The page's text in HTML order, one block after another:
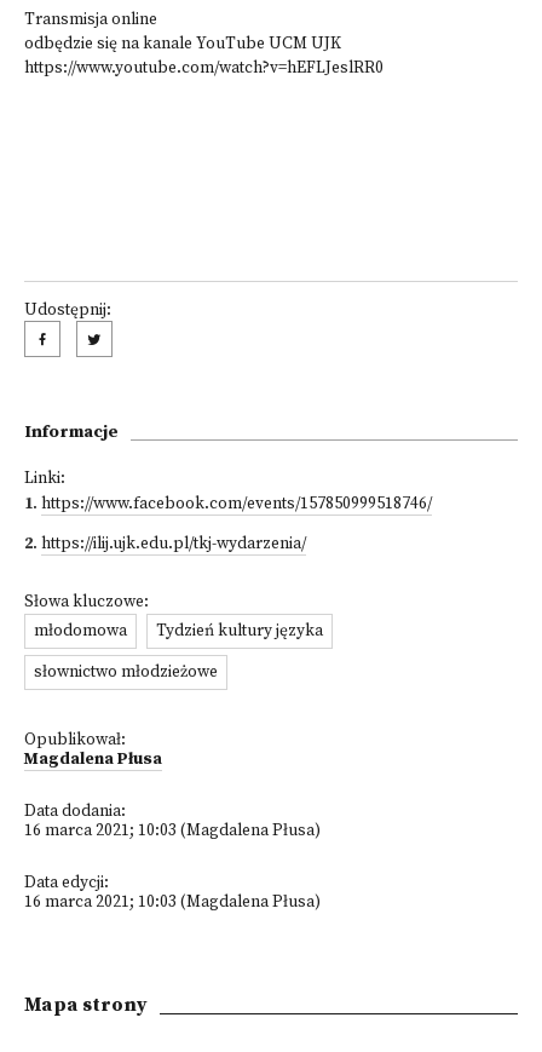
Transmisja online
odbędzie się na kanale YouTube UCM UJK
https://www.youtube.com/watch?v=hEFLJeslRR0
Udostępnij:
Informacje
Linki:
1. https://www.facebook.com/events/157850999518746/
2. https://ilij.ujk.edu.pl/tkj-wydarzenia/
Słowa kluczowe:
młodomowa
Tydzień kultury języka
słownictwo młodzieżowe
Opublikował:
Magdalena Płusa
Data dodania:
16 marca 2021; 10:03 (Magdalena Płusa)
Data edycji:
16 marca 2021; 10:03 (Magdalena Płusa)
Mapa strony